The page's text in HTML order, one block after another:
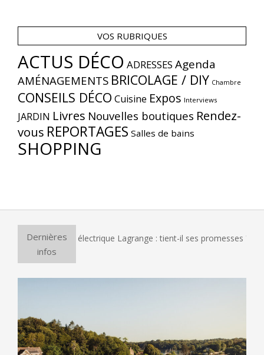
VOS RUBRIQUES
ACTUS DÉCO ADRESSES Agenda
AMÉNAGEMENTS BRICOLAGE / DIY Chambre
CONSEILS DÉCO Cuisine Expos Interviews
JARDIN Livres Nouvelles boutiques Rendez-
vous REPORTAGES Salles de bains
SHOPPING
Dernières
infos
à pizza électrique Lagrange : tient-il ses promesses ?